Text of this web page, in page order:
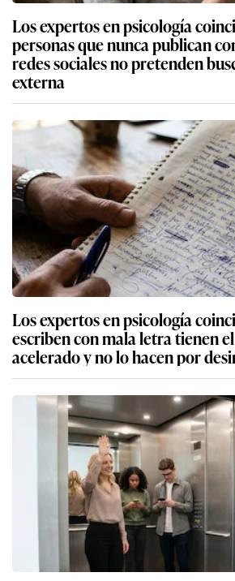
Los expertos en psicología
personas que nunca publican
redes sociales no pretenden
externa
Los expertos en psicología
escriben con mala letra tienen
acelerado y no lo hacen por